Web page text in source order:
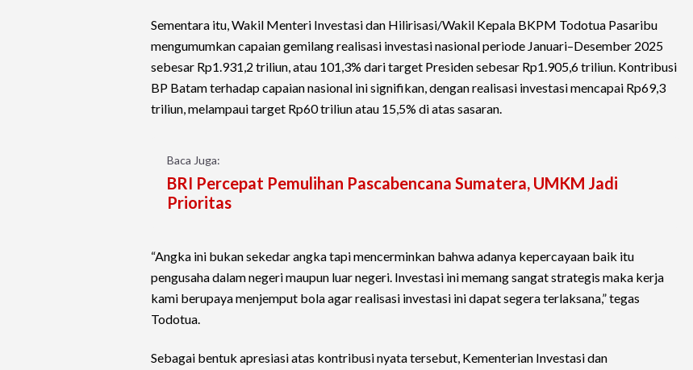
Sementara itu, Wakil Menteri Investasi dan Hilirisasi/Wakil Kepala BKPM Todotua Pasaribu
mengumumkan capaian gemilang realisasi investasi nasional periode Januari–Desember 2025
sebesar Rp1.931,2 triliun, atau 101,3% dari target Presiden sebesar Rp1.905,6 triliun. Kontribusi
BP Batam terhadap capaian nasional ini signifikan, dengan realisasi investasi mencapai Rp69,3
triliun, melampaui target Rp60 triliun atau 15,5% di atas sasaran.
Baca Juga:
BRI Percepat Pemulihan Pascabencana Sumatera, UMKM Jadi
Prioritas
“Angka ini bukan sekedar angka tapi mencerminkan bahwa adanya kepercayaan baik itu
pengusaha dalam negeri maupun luar negeri. Investasi ini memang sangat strategis maka kerja
kami berupaya menjemput bola agar realisasi investasi ini dapat segera terlaksana,” tegas
Todotua.
Sebagai bentuk apresiasi atas kontribusi nyata tersebut, Kementerian Investasi dan